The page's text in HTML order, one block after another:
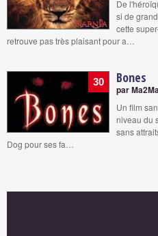
De
si de
cette
retrouve pas très plaisant pour a…
30 Bones
par
Un film
niveau du
sans
Dog pour ses fa…